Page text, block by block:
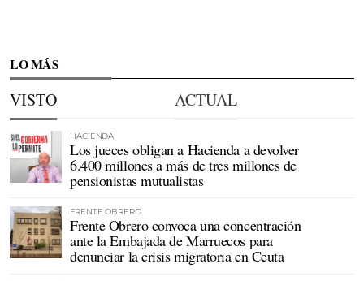
LO MÁS
VISTO ACTUAL
HACIENDA
Los jueces obligan a Hacienda a devolver
6.400 millones a más de tres millones de
pensionistas mutualistas
FRENTE OBRERO
Frente Obrero convoca una concentración
ante la Embajada de Marruecos para
denunciar la crisis migratoria en Ceuta